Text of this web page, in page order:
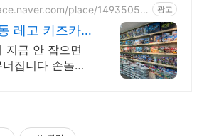
만 개 이상의 신
드
place/14935057
광고
레고 키즈카
중력 창의력
지금 안 잡으면
집니다 손놀이
있어요